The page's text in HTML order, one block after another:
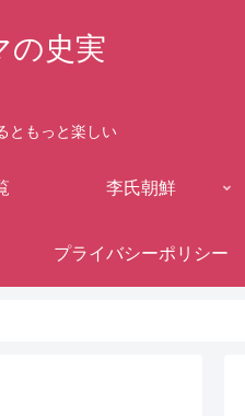
の史実
ともっと楽しい
李氏朝鮮
プライバシーポリシー